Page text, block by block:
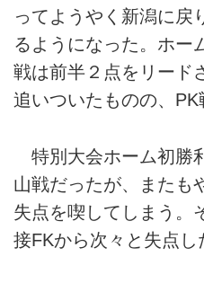
ってようやく新潟に戻
るようになった。ホー
戦は前半２点をリード
追いついたものの、PK
特別大会ホーム初勝
山戦だったが、またも
失点を喫してしまう。
接FKから次々と失点し